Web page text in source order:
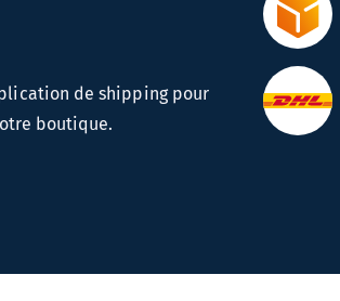
de shipping pour
boutique.